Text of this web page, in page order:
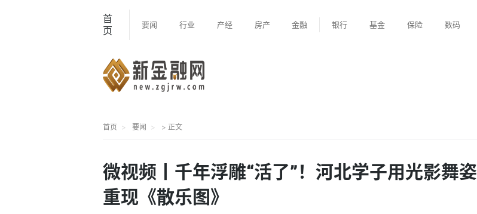
首
页
要闻 行业 产经 房产 金融 银行 基金 保险 数码
首页 要闻 > 正文
微视频丨千年浮雕“活了”！河北学子用光影舞姿
重现《散乐图》